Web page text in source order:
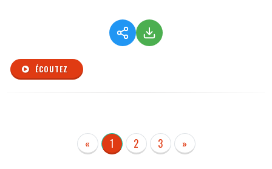
ÉCOUTEZ
« 1 2 3 »